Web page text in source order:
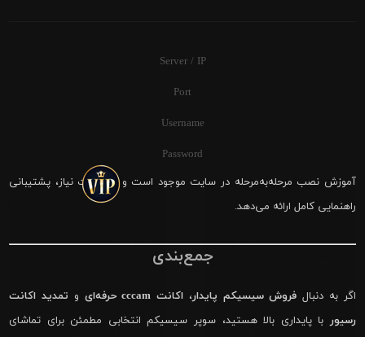
Server / IP
Port
Username
Password
آموزش نصب مرحله‌به‌مرحله در سایت موجود است و در صورت نیاز، پشتیبانی
راهنمایی کامل ارائه می‌دهد.
جمع‌بندی
اگر به دنبال فروش سیسیکم پایدار، اکانت cccam حرفه‌ای و تمدید اکانت
رسیور با پایداری بالا هستید، سوپر سیسیکم انتخابی مطمئن برای تماشای